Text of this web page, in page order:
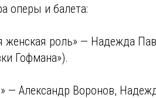
оперы и балета:
женская роль» — Надежда
Гофмана»).
— Александр Воронов,